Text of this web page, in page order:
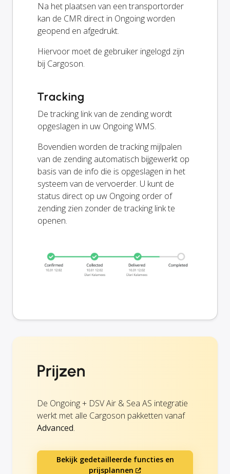
Na het plaatsen van een transportorder
kan de CMR direct in Ongoing worden
geopend en afgedrukt.
Hiervoor moet de gebruiker ingelogd zijn
bij Cargoson.
Tracking
De tracking link van de zending wordt
opgeslagen in uw Ongoing WMS.
Bovendien worden de tracking mijlpalen
van de zending automatisch bijgewerkt op
basis van de info die is opgeslagen in het
systeem van de vervoerder. U kunt de
status direct op uw Ongoing order of
zending zien zonder de tracking link te
openen.
Prijzen
De Ongoing + DSV Air & Sea AS integratie
werkt met alle Cargoson pakketten vanaf
Advanced.
Bekijk gedetailleerde functies en
prijsplannen